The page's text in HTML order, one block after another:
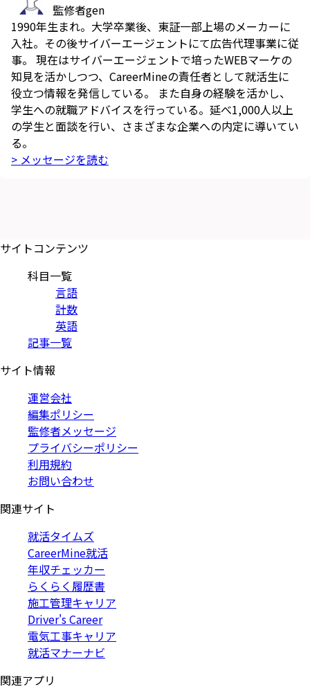
監修者gen
1990年生まれ。大学卒業後、東証一部上場のメーカーに
入社。その後サイバーエージェントにて広告代理事業に従
事。 現在はサイバーエージェントで培ったWEBマーケの
知見を活かしつつ、CareerMineの責任者として就活生に
役立つ情報を発信している。 また自身の経験を活かし、
学生への就職アドバイスを行っている。延べ1,000人以上
の学生と面談を行い、さまざまな企業への内定に導いてい
る。
> メッセージを読む
サイトコンテンツ
科目一覧
言語
計数
英語
記事一覧
サイト情報
運営会社
編集ポリシー
監修者メッセージ
プライバシーポリシー
利用規約
お問い合わせ
関連サイト
就活タイムズ
CareerMine就活
年収チェッカー
らくらく履歴書
施工管理キャリア
Driver's Career
電気工事キャリア
就活マナーナビ
関連アプリ